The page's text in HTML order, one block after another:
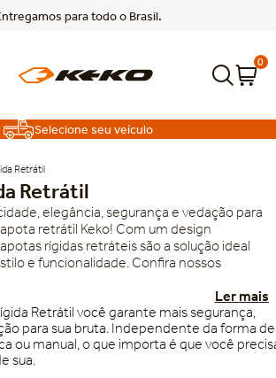
para todo o Brasil.
0
Selecione seu veículo
Retrátil
Retrátil
elegância, segurança e vedação para
retrátil Keko! Com um design
rígidas retráteis são a solução ideal
e funcionalidade. Confira nossos
Ler mais